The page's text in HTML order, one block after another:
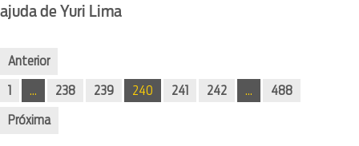
ajuda de Yuri Lima
Anterior
1
… 238 239 240 241 242 …
488
Próxima